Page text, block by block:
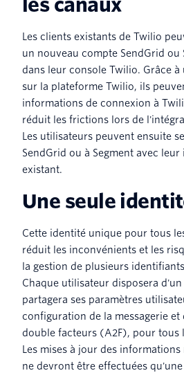
les canaux
Les clients existants de Twilio
un nouveau compte SendGrid ou
dans leur console Twilio. Grâce
sur la plateforme Twilio, ils
informations de connexion à
réduit les frictions lors de
Les utilisateurs peuvent ensuite
SendGrid ou à Segment avec
existant.
Une seule
Cette identité unique pour tous
réduit les inconvénients et les
la gestion de plusieurs
Chaque utilisateur disposera
partagera ses paramètres
configuration de la messagerie
double facteurs (A2F), pour tous
Les mises à jour des
ne devront être effectuées